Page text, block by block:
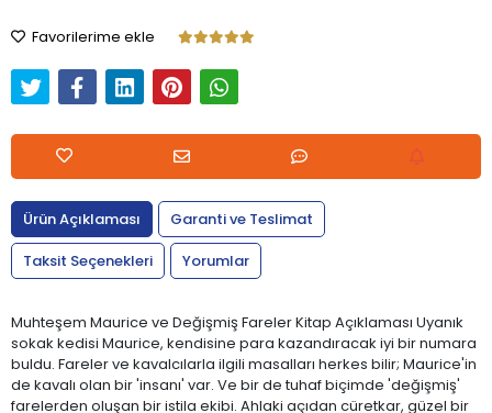
Favorilerime ekle
Ürün Açıklaması
Garanti ve Teslimat
Taksit Seçenekleri
Yorumlar
Muhteşem Maurice ve Değişmiş Fareler Kitap Açıklaması Uyanık
sokak kedisi Maurice, kendisine para kazandıracak iyi bir numara
buldu. Fareler ve kavalcılarla ilgili masalları herkes bilir; Maurice'in
de kavalı olan bir 'insanı' var. Ve bir de tuhaf biçimde 'değişmiş'
farelerden oluşan bir istila ekibi. Ahlaki açıdan cüretkar, güzel bir